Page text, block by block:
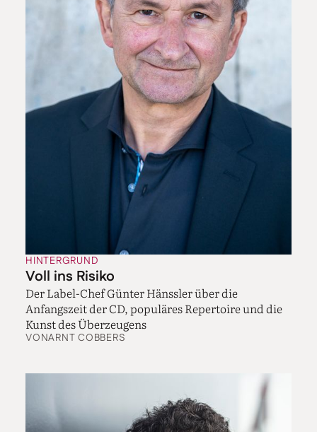
Münsteraner, da fiel er aus allen Wolken, das wusste er
nicht. Anton Bernhard Fürstenau war
wahrscheinlich der wichtigste Flötist im 19.
Jahrhundert, seine Etüden spielt man bis heute.
Daraufhin hat Ein-Habar mit uns gemeinsam den
Fürstenau-Flötenwettbewerb gegründet, der sofort ein
riesiges Interesse weckte und in dessen Rahmen dann
auch drei der Flötenkonzerte von Fürstenau gespielt
wurden. Und wer weiß, was man noch so ausgraben
kann. Auf der Burg Hülshoff gab es mal einen
ominösen Schrank, in dessen Inneren sich die Werke
des, ich glaube, Onkels von Annette Droste-Hülshoff
verbargen – der war angeblich Haydn-Schüler und hat
Wie hat denn das Orchester reagiert, als Sie mit
den unbekannten Sinfonien ankamen?
Das Orchester ist auf eine sehr sympathische Weise
neugierig. Die wissen schon zu unterscheiden
zwischen guter und schlechter Musik, aber ich glaube,
die Kolleginnen und Kollegen haben im Laufe der
Arbeit diese Stücke lieben gelernt. Das ist bei den
Gebrauchsmusik, die Fürstenau für sich selbst
geschrieben hat. Aber die Beschäftigung damit
erweitert unseren Horizont, und das ist ja auch schön.
HINTERGRUND
Voll ins Risiko
Der Label-Chef Günter Hänssler über die
Anfangszeit der CD, populäres Repertoire und die
Kunst des Überzeugens
VONARNT COBBERS